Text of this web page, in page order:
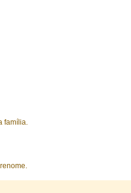
família.